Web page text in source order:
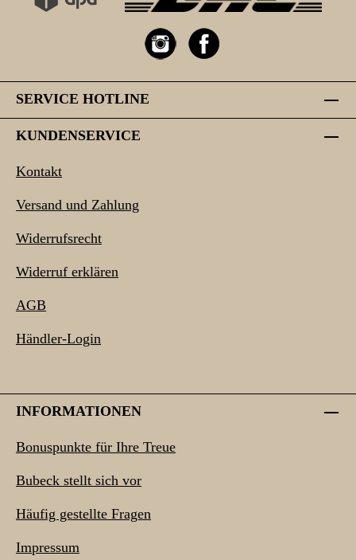
SERVICE HOTLINE
KUNDENSERVICE
Kontakt
Versand und Zahlung
Widerrufsrecht
Widerruf erklären
AGB
Händler-Login
INFORMATIONEN
Bonuspunkte für Ihre Treue
Bubeck stellt sich vor
Häufig gestellte Fragen
Impressum